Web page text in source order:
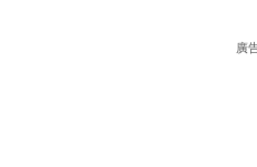
廣